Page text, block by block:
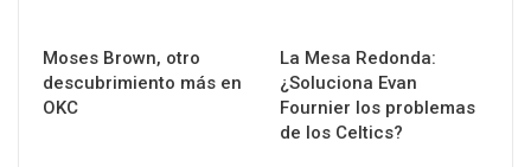
Moses Brown, otro
descubrimiento más en
OKC
La Mesa Redonda:
¿Soluciona Evan
Fournier los problemas
de los Celtics?